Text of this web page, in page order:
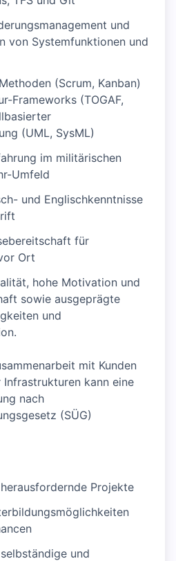
und
von Systemfunktionen und
(Scrum, Kanban)
Frameworks (TOGAF,
(UML, SysML)
im militärischen
Umfeld
und Englischkenntnisse
für
Ort
hohe Motivation und
sowie ausgeprägte
und
mit Kunden
kann eine
nach
(SÜG)
Projekte
und